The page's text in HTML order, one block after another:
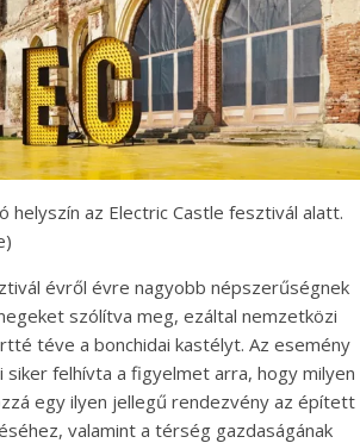
az Electric Castle fesztivál alatt.
évről évre nagyobb népszerűségnek
szólítva meg, ezáltal nemzetközi
téve a bonchidai kastélyt. Az esemény
felhívta a figyelmet arra, hogy milyen
egy ilyen jellegű rendezvény az épített
valamint a térség gazdaságának